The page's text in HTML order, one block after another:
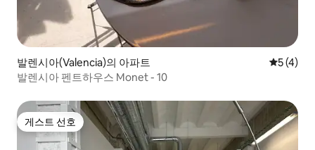
발렌시아(Valencia)의 아파트 평점 5점
5 (4)
발렌시아 펜트하우스 Monet - 10
게스트 선호
게스트 선호